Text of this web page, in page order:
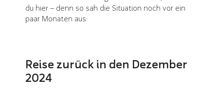
du hier – denn so sah die Situation noch vor ein
paar Monaten aus:
Reise zurück in den Dezember
2024